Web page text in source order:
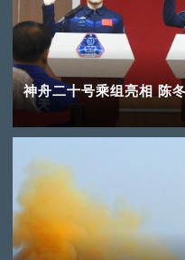
神舟二十号乘组亮相 陈